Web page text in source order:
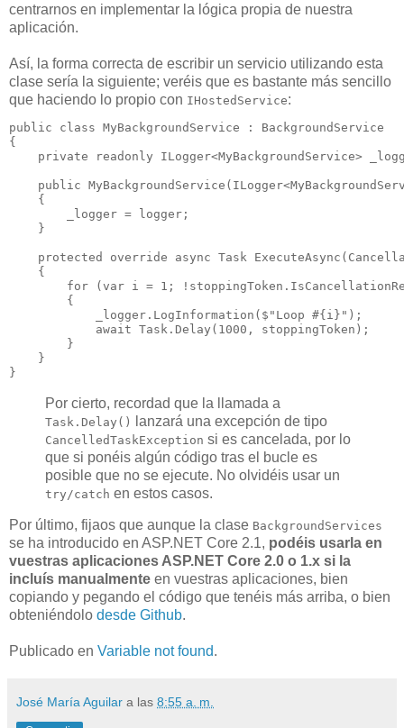
centrarnos en implementar la lógica propia de nuestra
aplicación.
Así, la forma correcta de escribir un servicio utilizando esta
clase sería la siguiente; veréis que es bastante más sencillo
que haciendo lo propio con IHostedService:
public class MyBackgroundService : BackgroundService
{
private
readonly ILogger<MyBackgroundService>
public MyBackgroundService
    {
        _logger = logger;
    }
protected override async Task ExecuteAsync
    {
for (var i = 1 ;
        {
            _logger.LogInformation($
"Loop #{i}" );
await Task.Delay( 1000 , stoppingToken);
        }
    }
}
Por cierto, recordad que la llamada a
Task.Delay() lanzará una excepción de tipo
CancelledTaskException si es cancelada, por lo
que si ponéis algún código tras el bucle es
posible que no se ejecute. No olvidéis usar un
try/catch en estos casos.
Por último, fijaos que aunque la clase BackgroundServices
se ha introducido en ASP.NET Core 2.1, podéis usarla en
vuestras aplicaciones ASP.NET Core 2.0 o 1.x si la
incluís manualmente en vuestras aplicaciones, bien
copiando y pegando el código que tenéis más arriba, o bien
obteniéndolo desde Github.
Publicado en Variable not found.
José María Aguilar a las 8:55 a. m.